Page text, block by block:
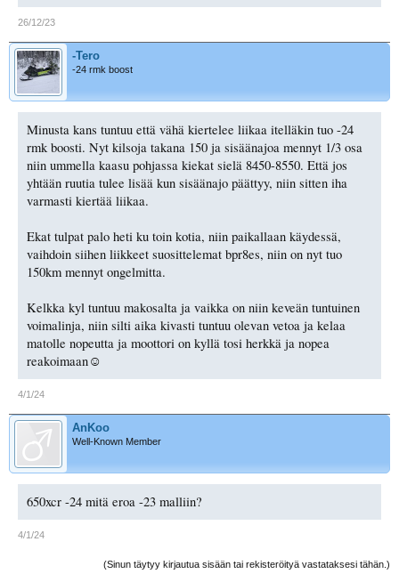
26/12/23
-Tero
-24 rmk boost
Minusta kans tuntuu että vähä kiertelee liikaa itelläkin tuo -24
rmk boosti. Nyt kilsoja takana 150 ja sisäänajoa mennyt 1/3 osa
niin ummella kaasu pohjassa kiekat sielä 8450-8550. Että jos
yhtään ruutia tulee lisää kun sisäänajo päättyy, niin sitten iha
varmasti kiertää liikaa.
Ekat tulpat palo heti ku toin kotia, niin paikallaan käydessä,
vaihdoin siihen liikkeet suosittelemat bpr8es, niin on nyt tuo
150km mennyt ongelmitta.
Kelkka kyl tuntuu makosalta ja vaikka on niin keveän tuntuinen
voimalinja, niin silti aika kivasti tuntuu olevan vetoa ja kelaa
matolle nopeutta ja moottori on kyllä tosi herkkä ja nopea
reakoimaan☺️
4/1/24
AnKoo
Well-Known Member
650xcr -24 mitä eroa -23 malliin?
4/1/24
(Sinun täytyy kirjautua sisään tai rekisteröityä vastataksesi tähän.)